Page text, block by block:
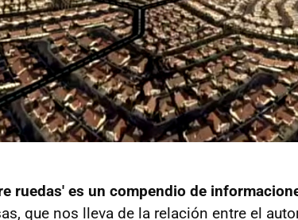
ruedas' es un compendio de
que nos lleva de la relación entre el